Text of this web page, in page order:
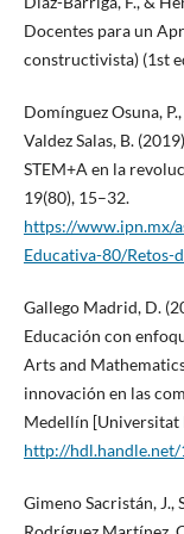
Docentes para un
constructivista) (1st
Domínguez Osuna,
Valdez Salas, B.
STEM+A en la
19(80), 15–32.
https://www.ipn.mx/
Educativa-80/Retos-
Gallego Madrid, D.
Educación con
Arts and
innovación en las
Medellín [Universitat
http://
Gimeno Sacristán, J.,